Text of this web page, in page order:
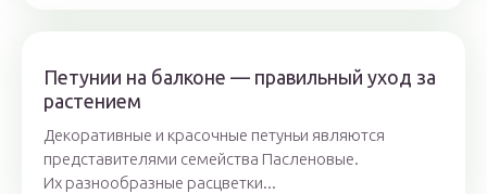
Петунии на балконе — правильный уход за
растением
Декоративные и красочные петуньи являются
представителями семейства Пасленовые.
Их разнообразные расцветки...